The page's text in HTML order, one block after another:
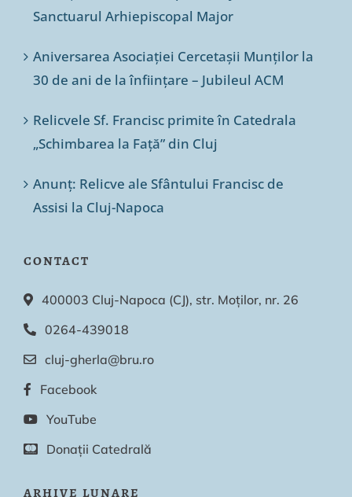
Sanctuarul Arhiepiscopal Major
Aniversarea Asociației Cercetașii Munților la
30 de ani de la înființare – Jubileul ACM
Relicvele Sf. Francisc primite în Catedrala
„Schimbarea la Față” din Cluj
Anunț: Relicve ale Sfântului Francisc de
Assisi la Cluj-Napoca
CONTACT
400003 Cluj-Napoca (CJ), str. Moților, nr. 26
0264-439018
cluj-gherla@bru.ro
Facebook
YouTube
Donații Catedrală
ARHIVE LUNARE